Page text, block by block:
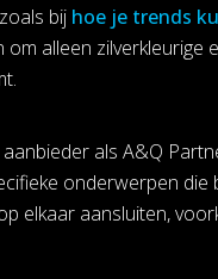
bij hoe je trends
alleen zilverkleurige
als A&Q
onderwerpen
elkaar aansluiten,